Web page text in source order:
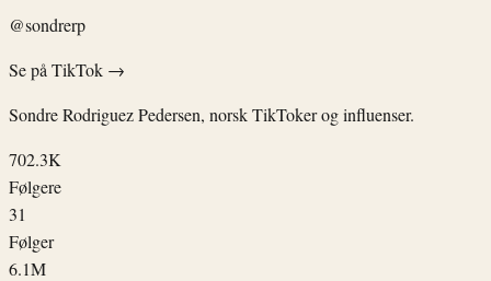
@sondrerp
Se på TikTok →
Sondre Rodriguez Pedersen, norsk TikToker og influenser.
702.3K
Følgere
31
Følger
6.1M